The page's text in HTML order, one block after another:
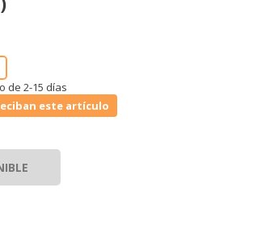
de 2-15 días
este artículo